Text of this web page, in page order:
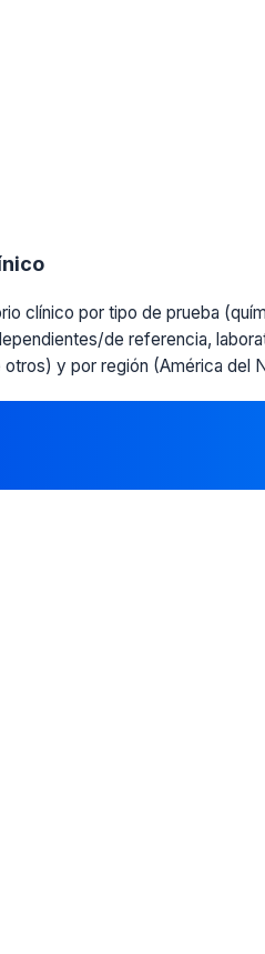
clínico por tipo de prueba
de referencia,
y por región (América